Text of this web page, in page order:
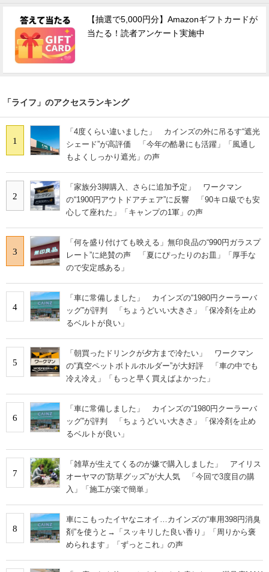
【抽選で5,000円分】Amazonギフトカードが
当たる！読者アンケート実施中
「ライフ」のアクセスランキング
1
「4度くらい違いました」 カインズの外に吊るす“遮光
シェード”が高評価 「今年の酷暑にも活躍」「風通し
もよくしっかり遮光」の声
2
「家族分3脚購入、さらに追加予定」 ワークマン
の“1900円アウトドアチェア”に反響 「90キロ級でも安
心して座れた」「キャンプの1軍」の声
3
「何を盛り付けても映える」無印良品の“990円ガラスプ
レート”に絶賛の声 「夏にぴったりのお皿」「厚手な
ので安定感ある」
4
「車に常備しました」 カインズの“1980円クーラーバ
ッグ”が評判 「ちょうどいい大きさ」「保冷剤を止め
るベルトが良い」
5
「朝買ったドリンクが夕方まで冷たい」 ワークマン
の“真空ペットボトルホルダー”が大好評 「車の中でも
冷え冷え」「もっと早く買えばよかった」
6
「車に常備しました」 カインズの“1980円クーラーバ
ッグ”が評判 「ちょうどいい大きさ」「保冷剤を止め
るベルトが良い」
7
「雑草が生えてくるのが嫌で購入しました」 アイリス
オーヤマの“防草グッズ”が大人気 「今回で3度目の購
入」「施工が楽で簡単」
8
車にこもったイヤなニオイ…カインズの“車用398円消臭
剤”を使うと→「スッキリした良い香り」「周りから褒
められます」「ずっとこれ」の声